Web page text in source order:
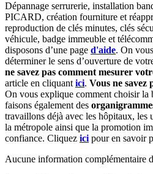
Dépannage serrurerie, installation
PICARD, création fourniture et
reproduction de clés minutes, clés
véhicule, badge immeuble et
disposons d’une page d'aide. On
déterminer le sens d’ouverture de
ne savez pas comment mesurer
article en cliquant ici. Vous ne savez
On vous explique comment choisir la
faisons également des
travaillons déjà avec les hôpitaux, les
la métropole ainsi que la promotion
confiance. Cliquez ici pour en savoir
Aucune information complémentaire